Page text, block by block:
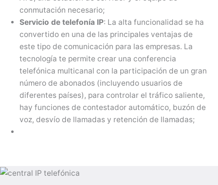
conmutación necesario;
Servicio de telefonía IP: La alta funcionalidad se ha
convertido en una de las principales ventajas de
este tipo de comunicación para las empresas. La
tecnología te permite crear una conferencia
telefónica multicanal con la participación de un gran
número de abonados (incluyendo usuarios de
diferentes países), para controlar el tráfico saliente,
hay funciones de contestador automático, buzón de
voz, desvío de llamadas y retención de llamadas;